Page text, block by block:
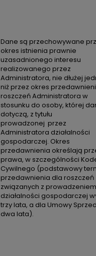
Dane są przechowywane
okres istnienia prawnie
uzasadnionego interesu
realizowanego przez
Administratora, nie dłużej
niż przez okres
roszczeń Administratora w
stosunku do osoby, której
dotyczą, z tytułu
prowadzonej przez
Administratora działalności
gospodarczej. Okres
przedawnienia określają
prawa, w szczególności
Cywilnego (podstawowy
przedawnienia dla roszczeń
związanych z prowadzeniem
działalności gospodarczej
trzy lata, a dla Umowy
dwa lata).